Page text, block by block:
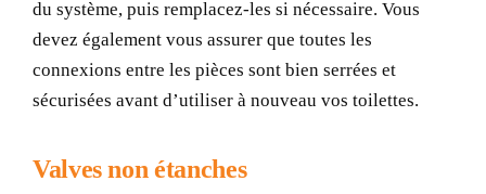
du système, puis remplacez-les si nécessaire. Vous
devez également vous assurer que toutes les
connexions entre les pièces sont bien serrées et
sécurisées avant d’utiliser à nouveau vos toilettes.
Valves non étanches